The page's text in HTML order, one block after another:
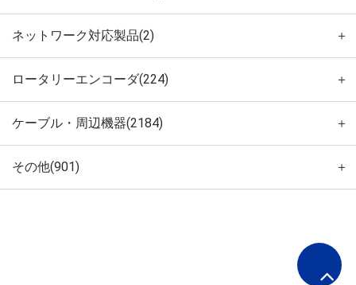
ネットワーク対応製品(2) ＋
ロータリーエンコーダ(224) ＋
ケーブル・周辺機器(2184) ＋
その他(901) ＋